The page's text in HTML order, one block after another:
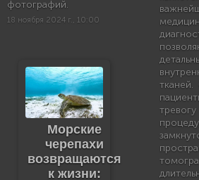
фотографий.
18 ноября 2024 г., 10:00
Морские
черепахи
возвращаются
к жизни: